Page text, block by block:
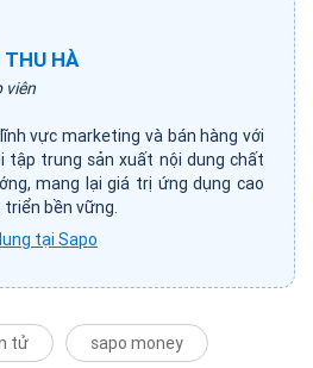
HÀ
viên
vực marketing và bán hàng với
tập trung sản xuất nội dung chất
mang lại giá trị ứng dụng cao
bền vững.
tại Sapo
tử sapo money